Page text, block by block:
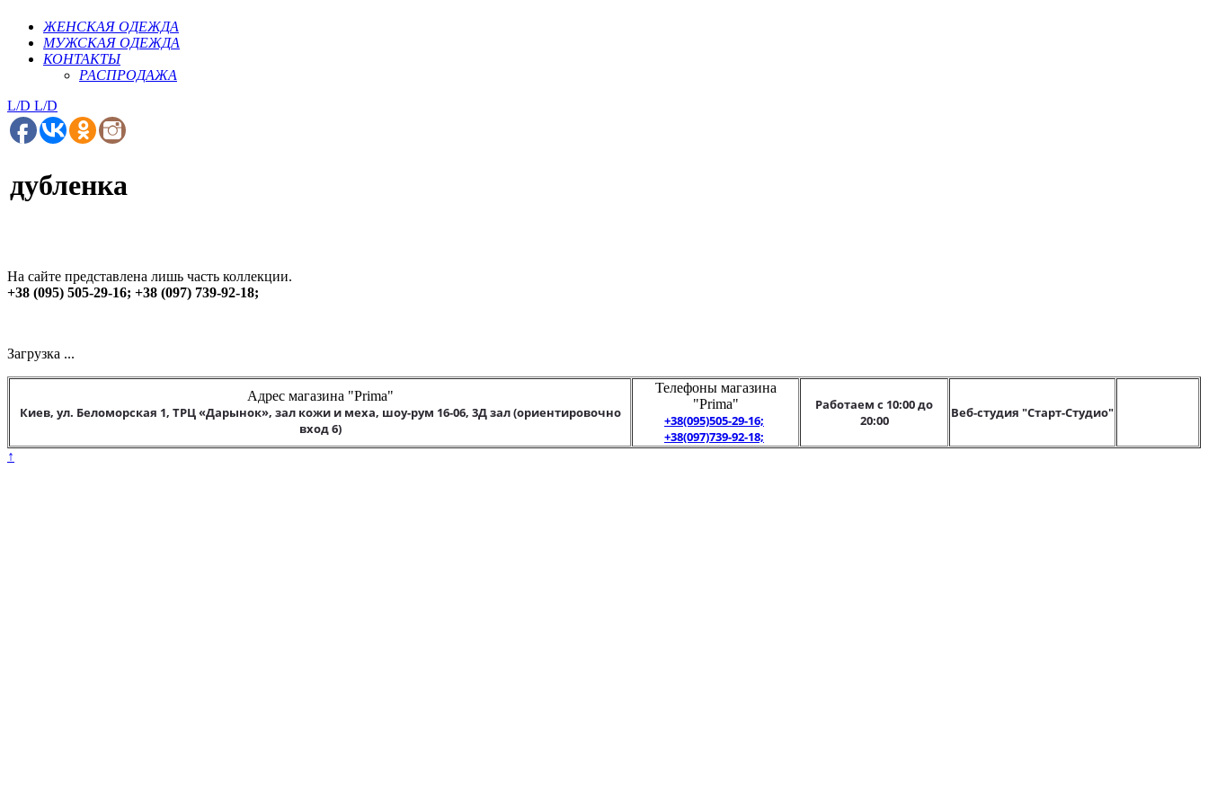
ЖЕНСКАЯ ОДЕЖДА
МУЖСКАЯ ОДЕЖДА
КОНТАКТЫ
РАСПРОДАЖА
L/D L/D
дубленка
На сайте представлена лишь часть коллекции.
+38 (095) 505-29-16; +38 (097) 739-92-18;
Загрузка ...
Адрес магазина "Prima"
Киев, ул. Беломорская 1, ТРЦ «Дарынок», зал кожи и меха, шоу-рум 16-06, 3Д зал (ориентировочно
вход 6)
Телефоны магазина
"Prima"
+38(095)505-29-16;
+38(097)739-92-18;
Работаем с 10:00 до
20:00
Веб-студия "Старт-Студио"
↑